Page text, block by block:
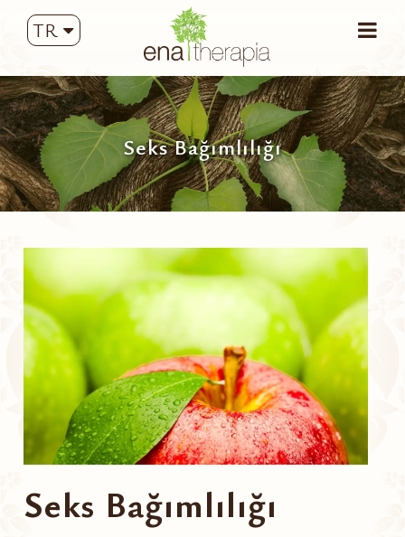
TR
Seks Bağımlılığı
Seks Bağımlılığı